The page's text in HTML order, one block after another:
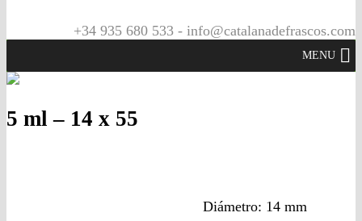
+34 935 680 533 - info@catalanadefrascos.com
MENU
5 ml – 14 x 55
Diámetro: 14 mm